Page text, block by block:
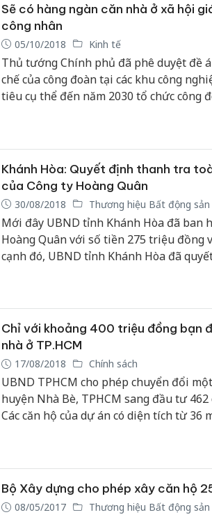
Sẽ có hàng ngàn căn nhà ở xã hội
công nhân
05/10/2018 Kinh tế
Thủ tướng Chính phủ đã phê duyệt đề
chế của công đoàn tại các khu công
tiêu cụ thể đến năm 2030 tổ chức công
Khánh Hòa: Quyết định thanh tra
của Công ty Hoàng Quân
30/08/2018 Thương hiệu Bất động sản
Mới đây UBND tỉnh Khánh Hòa đã ban
Hoàng Quân với số tiền 275 triệu đồng
cạnh đó, UBND tỉnh Khánh Hòa đã
đóng góp vào để cho chủ đầu tư thực
khác...
Chỉ với khoảng 400 triệu đồng bạn
nhà ở TP.HCM
17/08/2018 Chính sách
UBND TPHCM cho phép chuyển đổi
huyện Nhà Bè, TPHCM sang đầu tư
Các căn hộ của dự án có diện tích từ 36
Bộ Xây dựng cho phép xây căn hộ
08/05/2017 Thương hiệu Bất động sản